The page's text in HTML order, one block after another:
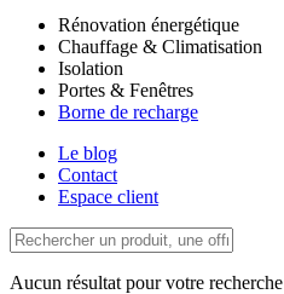
Rénovation énergétique
Chauffage & Climatisation
Isolation
Portes & Fenêtres
Borne de recharge
Le blog
Contact
Espace client
Aucun résultat pour votre recherche